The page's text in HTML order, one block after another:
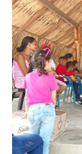
Joven
Fundación
Lleva
Útiles
Escolares
a
Niños
de